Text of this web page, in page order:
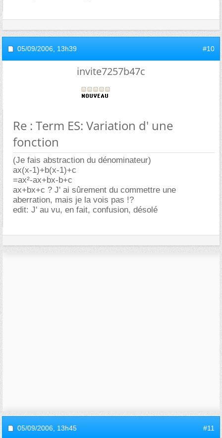
05/09/2006, 13h39 #10
invite7257b47c
Re : Term ES: Variation d' une
fonction
(Je fais abstraction du dénominateur)
ax(x-1)+b(x-1)+c
=ax²-ax+bx-b+c
ax+bx+c ? J' ai sûrement du commettre une
aberration, mais je la vois pas !?
edit: J' au vu, en fait, confusion, désolé
05/09/2006, 13h45 #11